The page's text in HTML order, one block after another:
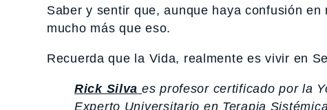
Saber y sentir que, aunque haya confusión
mucho más que eso.
Recuerda que la Vida, realmente es vivir en
Rick Silva es profesor certificado por la
Experto Universitario en Terapia